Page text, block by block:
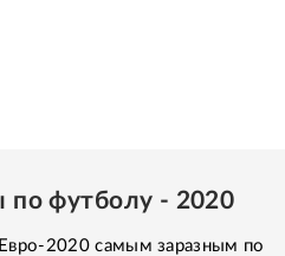
по футболу - 2020
2020 самым заразным по